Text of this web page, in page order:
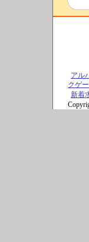
アル
クゲ
新着